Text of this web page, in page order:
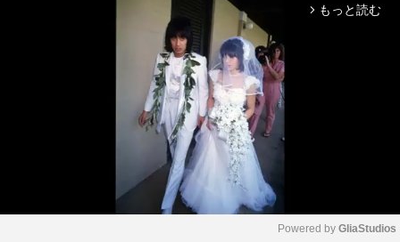
arrow_forward_ios もっと読む
Powered by GliaStudios